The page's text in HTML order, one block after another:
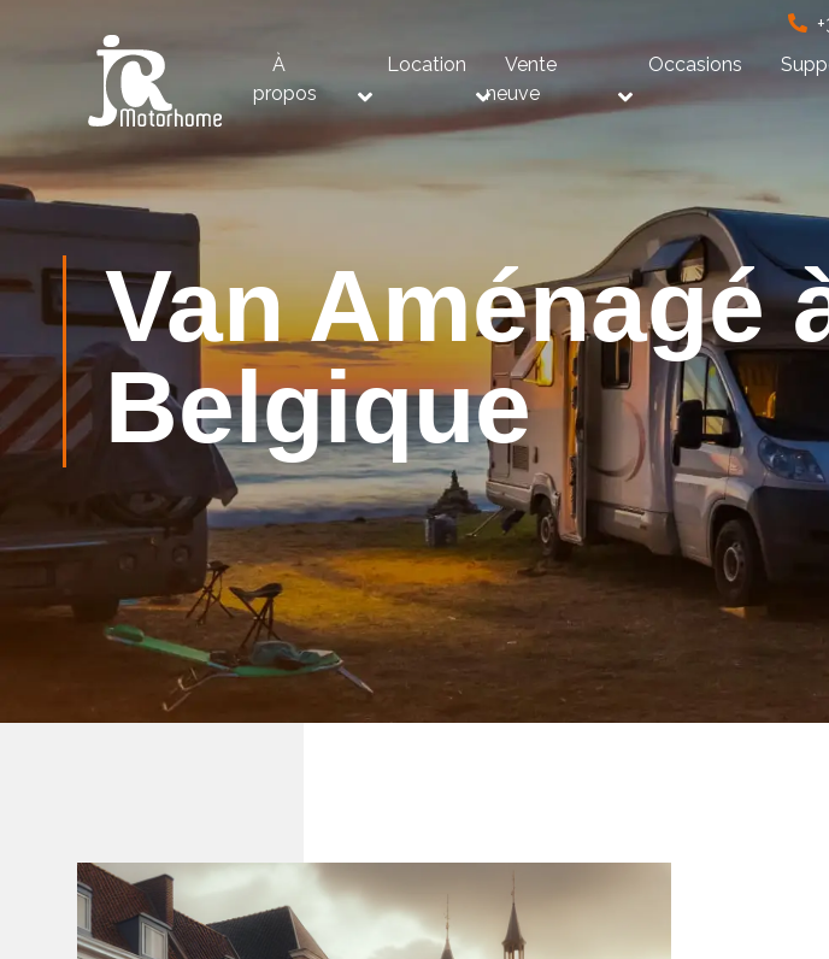
À
propos
Location
Vente
neuve
Occasions
Van Aménagé
Belgique